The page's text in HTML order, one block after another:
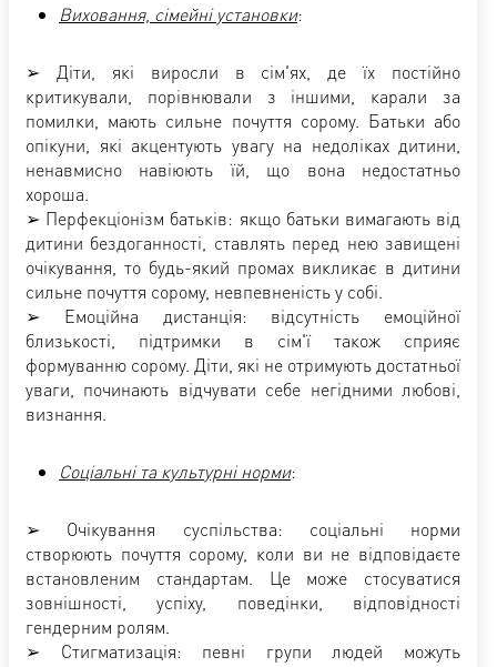
Виховання, сімейні установки:
➢ Діти, які виросли в сім'ях, де їх постійно
критикували, порівнювали з іншими, карали за
помилки, мають сильне почуття сорому. Батьки або
опікуни, які акцентують увагу на недоліках дитини,
ненавмисно навіюють їй, що вона недостатньо
хороша.
➢ Перфекціонізм батьків: якщо батьки вимагають від
дитини бездоганності, ставлять перед нею завищені
очікування, то будь-який промах викликає в дитини
сильне почуття сорому, невпевненість у собі.
➢ Емоційна дистанція: відсутність емоційної
близькості, підтримки в сім'ї також сприяє
формуванню сорому. Діти, які не отримують достатньої
уваги, починають відчувати себе негідними любові,
визнання.
Соціальні та культурні норми:
➢ Очікування суспільства: соціальні норми
створюють почуття сорому, коли ви не відповідаєте
встановленим стандартам. Це може стосуватися
зовнішності, успіху, поведінки, відповідності
гендерним ролям.
➢ Стигматизація: певні групи людей можуть